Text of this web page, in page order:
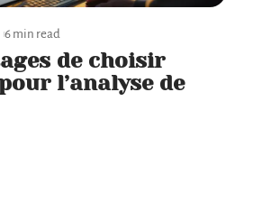
6 min read
de choisir
l’analyse de